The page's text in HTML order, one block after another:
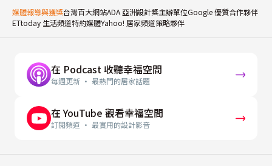
媒體報導與獲獎台灣百大網站ADA 亞洲設計獎主辦單位Google 優質合作夥伴
ETtoday 生活頻道特約媒體Yahoo! 居家頻道策略夥伴
在 Podcast 收聽幸福空間
每週更新 · 最熱門的居家話題
在 YouTube 觀看幸福空間
訂閱頻道 · 最實用的設計影音